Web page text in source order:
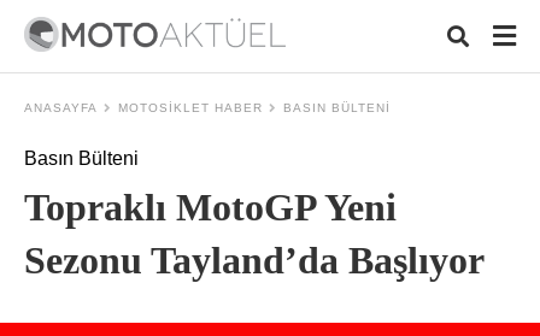
ANASAYFA MOTOSIKLET HABER BASIN BÜLTENI
Basın Bülteni
Topraklı MotoGP Yeni
Sezonu Tayland’da Başlıyor